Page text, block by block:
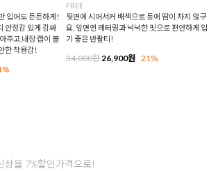
입어도 든든하게!
안정감 있게 감싸
주고,내장 캡이 볼
한 착용감!
FREE
뒷면에 시어서커 배색으로 등에 땀이 차지 않구
요, 앞면엔 레터링과 넉넉한 핏으로 편안하게 입
기 좋은 반팔티!
34,000원26,900원 21%
상을 7%할인가격으로!